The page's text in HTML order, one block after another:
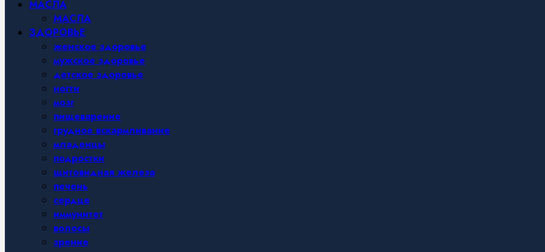
МАСЛА
МАСЛА
ЗДОРОВЬЕ
женское здоровье
мужское здоровье
детское здоровье
ногти
мозг
пищеварение
грудное вскармливание
младенцы
подростки
щитовидная железа
печень
сердце
иммунитет
волосы
зрение